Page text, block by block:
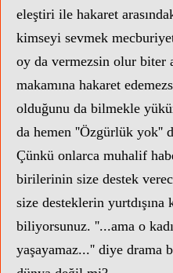
eleştiri ile hakaret
kimseyi sevmek
oy da vermezsin olur biter
makamına hakaret
olduğunu da bilmekle
da hemen ''Özgürlük yok''
Çünkü onlarca muhalif
birilerinin size destek
size desteklerin yurtdışına
biliyorsunuz. ''...ama o
yaşayamaz...'' diye drama